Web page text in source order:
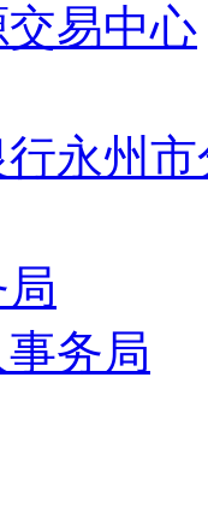
易中心
永州
务局